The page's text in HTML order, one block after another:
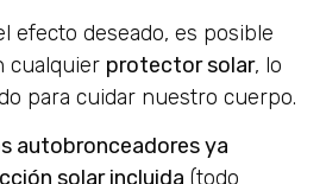
efecto deseado, es posible
cualquier protector solar, lo
para cuidar nuestro cuerpo.
autobronceadores ya
solar incluida (todo